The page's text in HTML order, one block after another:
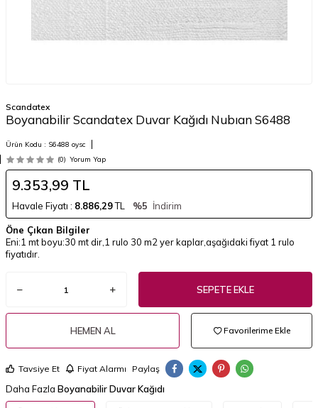
Scandatex
Boyanabilir Scandatex Duvar Kağıdı Nubıan S6488
Ürün Kodu : S6488 oysc
(0) Yorum Yap
9.353,99 TL
Havale Fiyatı : 8.886,29TL %5 İndirim
Öne Çıkan Bilgiler
Eni:1 mt boyu:30 mt dir,1 rulo 30 m2 yer kaplar,aşağıdaki fiyat 1 rulo
fiyatıdır.
SEPETE EKLE
HEMEN AL Favorilerime Ekle
Tavsiye Et Fiyat Alarmı Paylaş
Daha Fazla Boyanabilir Duvar Kağıdı